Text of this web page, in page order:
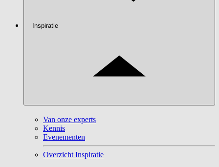
Inspiratie
Van onze experts
Kennis
Evenementen
Overzicht Inspiratie